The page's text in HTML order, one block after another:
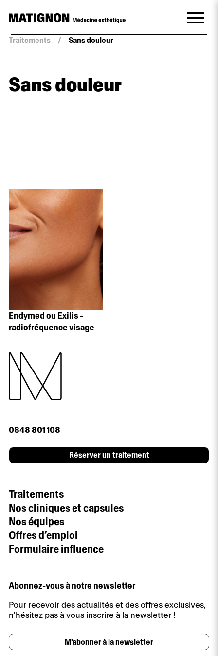
Traitements / Sans douleur
Sans douleur
Endymed ou Exilis -
radiofréquence visage
0848 801 108
Réserver un traitement
Traitements
Nos cliniques et capsules
Nos équipes
Offres d’emploi
Formulaire influence
Abonnez-vous à notre newsletter
Pour recevoir des actualités et des offres exclusives,
n'hésitez pas à vous inscrire à la newsletter !
M'abonner à la newsletter